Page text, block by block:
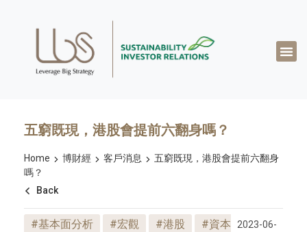
五窮既現，港股會提前六翻身嗎？
Home 博財經 客戶消息
五窮既現，港股會提前六翻身
嗎？
Back
#基本面分析 #宏觀 #港股
#資本
2023-06-